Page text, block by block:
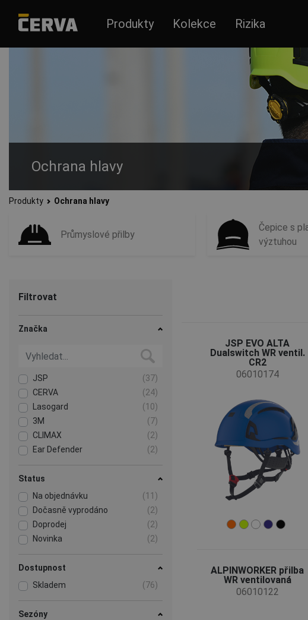
Produkty Kolekce Rizika
Ochrana hlavy
Chraňte vaši hlavu s využitím průmyslových, horolezeckých přileb nebo
Produkty Ochrana hlavy
Průmyslové přilby
Čepice s
výztuhou
Filtrovat
Značka
JSP
(37)
CERVA
(24)
Lasogard
(10)
3M
(7)
CLIMAX
(2)
Ear Defender
(2)
Status
Na objednávku
(11)
Dočasně vyprodáno
(2)
Doprodej
(2)
Novinka
(2)
Dostupnost
Skladem
(76)
Sezóny
JSP EVO ALTA
Dualswitch WR ventil.
CR2
06010174
ALPINWORKER přilba
WR ventilovaná
06010122